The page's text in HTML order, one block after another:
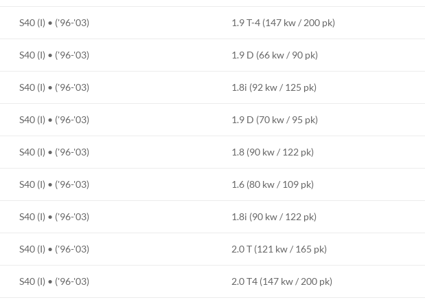
S40 (I) • ('96-'03) 1.9 T-4 (147 kw / 200 pk)
S40 (I) • ('96-'03) 1.9 D (66 kw / 90 pk)
S40 (I) • ('96-'03) 1.8i (92 kw / 125 pk)
S40 (I) • ('96-'03) 1.9 D (70 kw / 95 pk)
S40 (I) • ('96-'03) 1.8 (90 kw / 122 pk)
S40 (I) • ('96-'03) 1.6 (80 kw / 109 pk)
S40 (I) • ('96-'03) 1.8i (90 kw / 122 pk)
S40 (I) • ('96-'03) 2.0 T (121 kw / 165 pk)
S40 (I) • ('96-'03) 2.0 T4 (147 kw / 200 pk)